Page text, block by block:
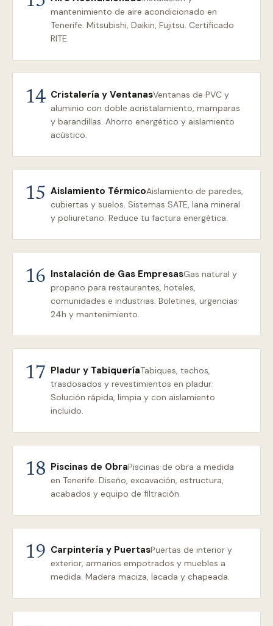
mantenimiento de aire acondicionado en
Tenerife. Mitsubishi, Daikin, Fujitsu. Certificado
RITE.
14 Cristalería y VentanasVentanas de PVC y
aluminio con doble acristalamiento, mamparas
y barandillas. Ahorro energético y aislamiento
acústico.
15 Aislamiento TérmicoAislamiento de paredes,
cubiertas y suelos. Sistemas SATE, lana mineral
y poliuretano. Reduce tu factura energética.
16 Instalación de Gas EmpresasGas natural y
propano para restaurantes, hoteles,
comunidades e industrias. Boletines, urgencias
24h y mantenimiento.
17 Pladur y TabiqueríaTabiques, techos,
trasdosados y revestimientos en pladur.
Solución rápida, limpia y con aislamiento
incluido.
18 Piscinas de ObraPiscinas de obra a medida
en Tenerife. Diseño, excavación, estructura,
acabados y equipo de filtración.
19 Carpintería y PuertasPuertas de interior y
exterior, armarios empotrados y muebles a
medida. Madera maciza, lacada y chapeada.